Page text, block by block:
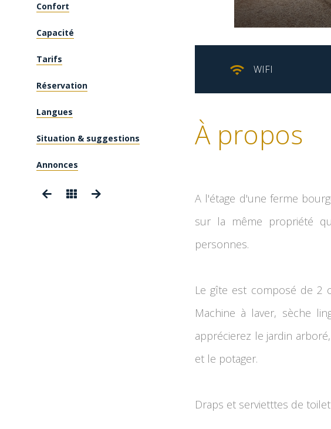
Confort
Capacité
Tarifs
Réservation
Langues
Situation & suggestions
Annonces
WIFI
À propos
A l'étage d'une ferme
sur la même propriété
personnes.
Le gîte est composé de 2
Machine à laver, sèche
apprécierez le jardin
et le potager.
Draps et servietttes de